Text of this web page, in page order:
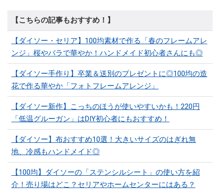
【こちらの記事もおすすめ！】
【ダイソー・セリア】100均素材で作る「春のフレームアレ
ンジ」桜やバラで華やか！ハンドメイド初心者さんにも◎
【ダイソー手作り】卒業＆送別のプレゼントに◎100均の造
花で作る華やか「フォトフレームアレンジ」
【ダイソー新作】こっちのほうが使いやすいかも！220円
「低温グルーガン」はDIY初心者にもおすすめ！
【ダイソー】布おすすめ10選！大きいサイズのはぎれ無
地、冷感もハンドメイド◎
【100均】ダイソーの「ステンシルシート」の使い方を紹
介！売り場はどこ？セリアやホームセンターにはある？